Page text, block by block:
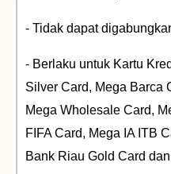
- Tidak dapat
- Berlaku untuk Kartu
Silver Card, Mega Barca
Mega Wholesale Card,
FIFA Card, Mega IA ITB
Bank Riau Gold Card